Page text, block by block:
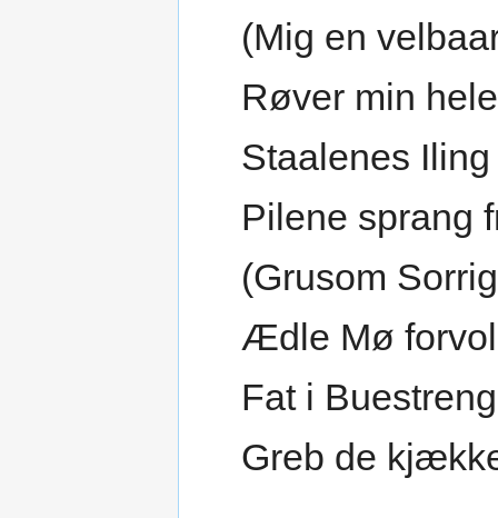
(Mig en
Røver min
Staalenes
Pilene sprang
(Grusom
Ædle Mø
Fat i
Greb de